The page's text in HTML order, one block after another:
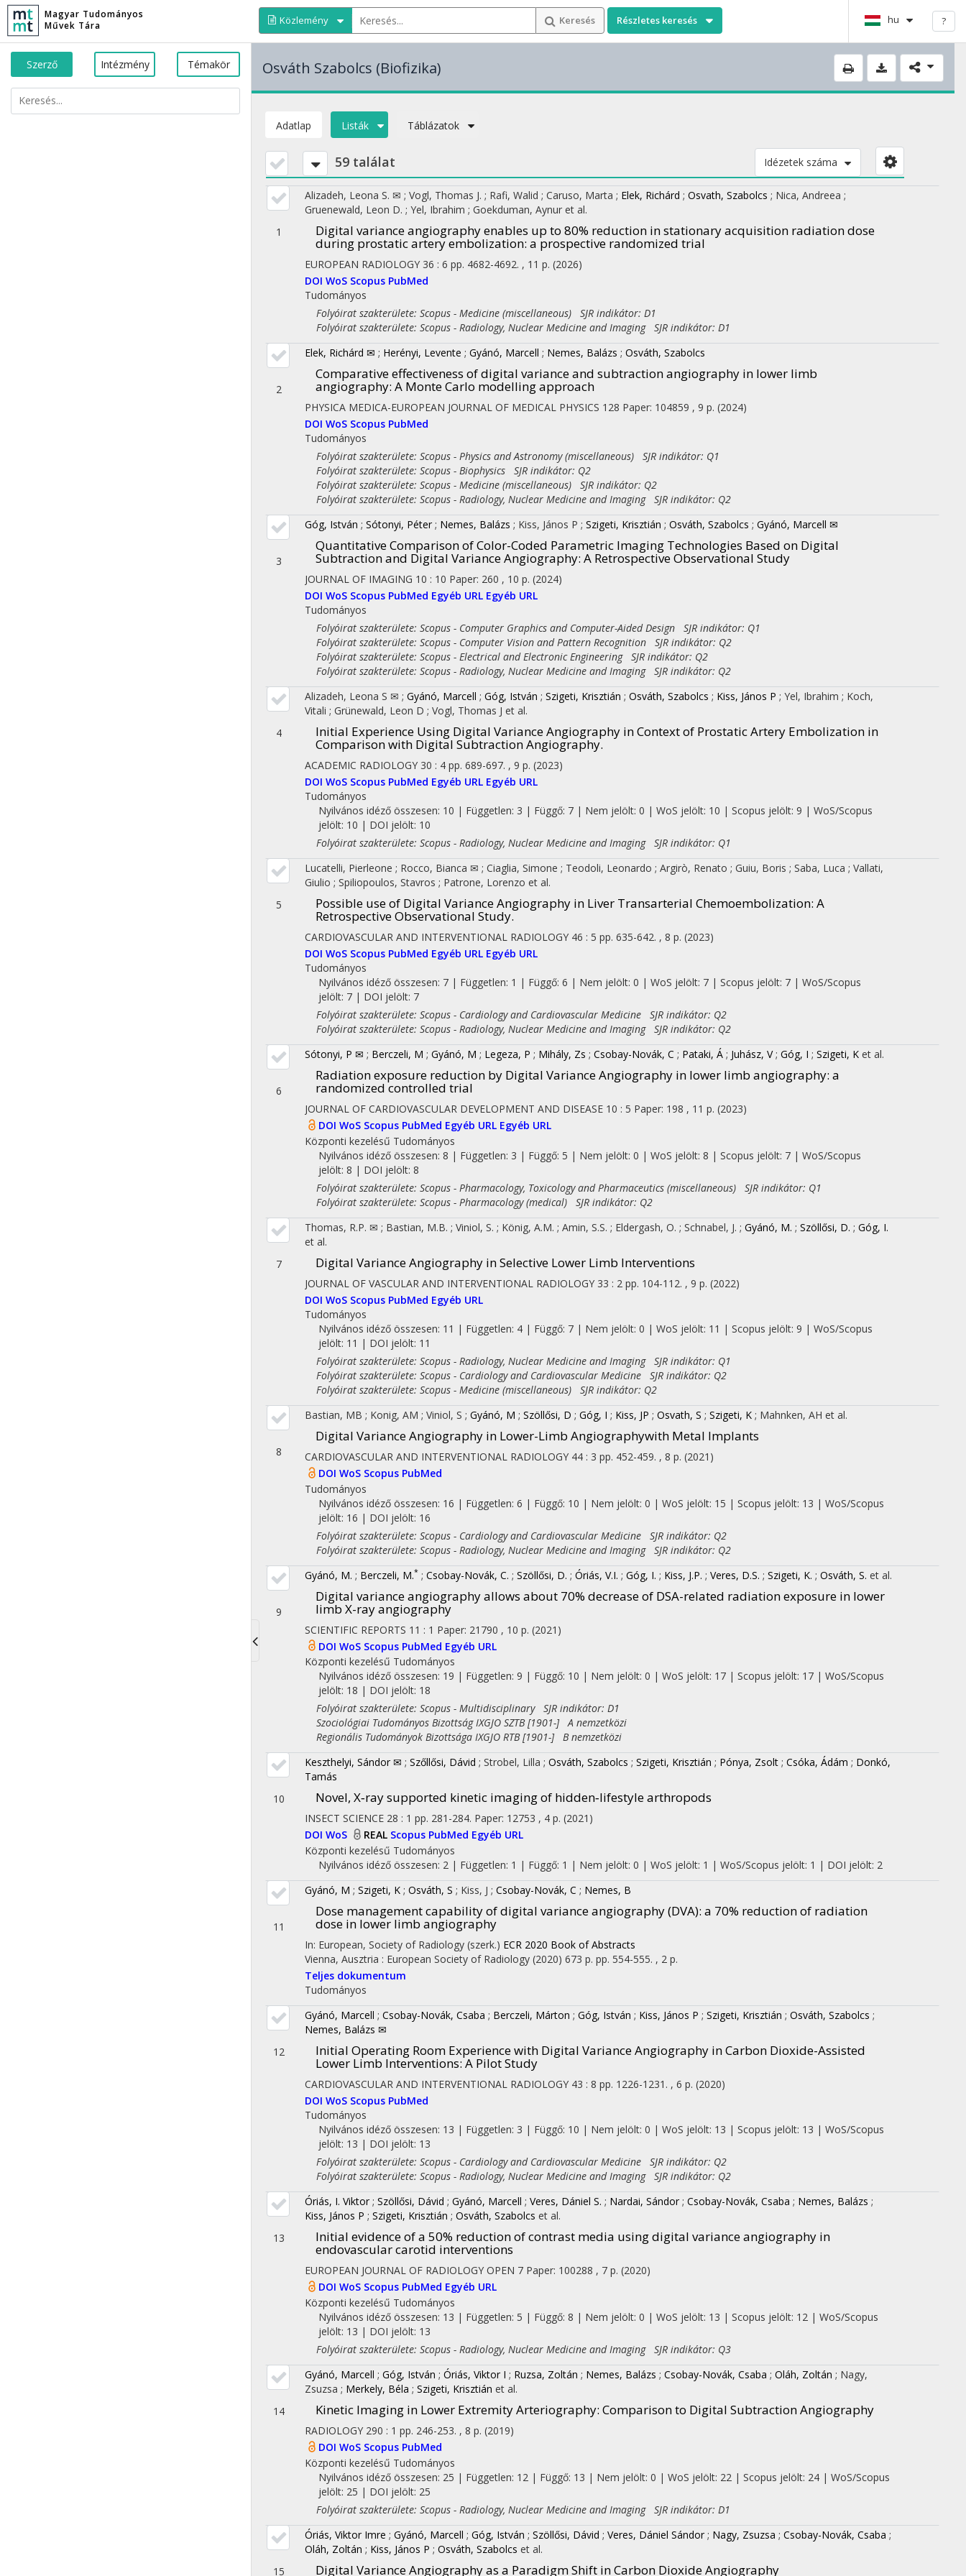
navigation
Magyar Tudományos
Művek Tára
Közlemény Keresés Részletes keresés hu ?
Szerző Intézmény Témakör Osváth Szabolcs (Biofizika)
Adatlap Listák Táblázatok
59 találat Idézetek száma
1
Alizadeh, Leona S. ✉ ; Vogl, Thomas J. ; Rafi, Walid ; Caruso, Marta ; Elek, Richárd ; Osvath, Szabolcs ; Nica, Andreea ;
Gruenewald, Leon D. ; Yel, Ibrahim ; Goekduman, Aynur et al.
Digital variance angiography enables up to 80% reduction in stationary acquisition radiation dose
during prostatic artery embolization: a prospective randomized trial
EUROPEAN RADIOLOGY 36 : 6 pp. 4682-4692. , 11 p. (2026)
DOI WoS Scopus PubMed
Tudományos
Folyóirat szakterülete: Scopus - Medicine (miscellaneous) SJR indikátor: D1
Folyóirat szakterülete: Scopus - Radiology, Nuclear Medicine and Imaging SJR indikátor: D1
2
Elek, Richárd ✉ ; Herényi, Levente ; Gyánó, Marcell ; Nemes, Balázs ; Osváth, Szabolcs
Comparative effectiveness of digital variance and subtraction angiography in lower limb
angiography: A Monte Carlo modelling approach
PHYSICA MEDICA-EUROPEAN JOURNAL OF MEDICAL PHYSICS 128 Paper: 104859 , 9 p. (2024)
DOI WoS Scopus PubMed
Tudományos
Folyóirat szakterülete: Scopus - Physics and Astronomy (miscellaneous) SJR indikátor: Q1
Folyóirat szakterülete: Scopus - Biophysics SJR indikátor: Q2
Folyóirat szakterülete: Scopus - Medicine (miscellaneous) SJR indikátor: Q2
Folyóirat szakterülete: Scopus - Radiology, Nuclear Medicine and Imaging SJR indikátor: Q2
3
Góg, István ; Sótonyi, Péter ; Nemes, Balázs ; Kiss, János P ; Szigeti, Krisztián ; Osváth, Szabolcs ; Gyánó, Marcell ✉
Quantitative Comparison of Color-Coded Parametric Imaging Technologies Based on Digital
Subtraction and Digital Variance Angiography: A Retrospective Observational Study
JOURNAL OF IMAGING 10 : 10 Paper: 260 , 10 p. (2024)
DOI WoS Scopus PubMed Egyéb URL Egyéb URL
Tudományos
Folyóirat szakterülete: Scopus - Computer Graphics and Computer-Aided Design SJR indikátor: Q1
Folyóirat szakterülete: Scopus - Computer Vision and Pattern Recognition SJR indikátor: Q2
Folyóirat szakterülete: Scopus - Electrical and Electronic Engineering SJR indikátor: Q2
Folyóirat szakterülete: Scopus - Radiology, Nuclear Medicine and Imaging SJR indikátor: Q2
4
Alizadeh, Leona S ✉ ; Gyánó, Marcell ; Góg, István ; Szigeti, Krisztián ; Osváth, Szabolcs ; Kiss, János P ; Yel, Ibrahim ; Koch,
Vitali ; Grünewald, Leon D ; Vogl, Thomas J et al.
Initial Experience Using Digital Variance Angiography in Context of Prostatic Artery Embolization in
Comparison with Digital Subtraction Angiography.
ACADEMIC RADIOLOGY 30 : 4 pp. 689-697. , 9 p. (2023)
DOI WoS Scopus PubMed Egyéb URL Egyéb URL
Tudományos
Nyilvános idéző összesen: 10 | Független: 3 | Függő: 7 | Nem jelölt: 0 | WoS jelölt: 10 | Scopus jelölt: 9 | WoS/Scopus
jelölt: 10 | DOI jelölt: 10
Folyóirat szakterülete: Scopus - Radiology, Nuclear Medicine and Imaging SJR indikátor: Q1
5
Lucatelli, Pierleone ; Rocco, Bianca ✉ ; Ciaglia, Simone ; Teodoli, Leonardo ; Argirò, Renato ; Guiu, Boris ; Saba, Luca ; Vallati,
Giulio ; Spiliopoulos, Stavros ; Patrone, Lorenzo et al.
Possible use of Digital Variance Angiography in Liver Transarterial Chemoembolization: A
Retrospective Observational Study.
CARDIOVASCULAR AND INTERVENTIONAL RADIOLOGY 46 : 5 pp. 635-642. , 8 p. (2023)
DOI WoS Scopus PubMed Egyéb URL Egyéb URL
Tudományos
Nyilvános idéző összesen: 7| Független: 1 | Függő: 6 | Nem jelölt: 0 | WoS jelölt: 7 | Scopus jelölt: 7 | WoS/Scopus
jelölt: 7 | DOI jelölt: 7
Folyóirat szakterülete: Scopus - Cardiology and Cardiovascular Medicine SJR indikátor: Q2
Folyóirat szakterülete: Scopus - Radiology, Nuclear Medicine and Imaging SJR indikátor: Q2
6
Sótonyi, P ✉ ; Berczeli, M ; Gyánó, M ; Legeza, P ; Mihály, Zs ; Csobay-Novák, C ; Pataki, Á ; Juhász, V ; Góg, I ; Szigeti, K et al.
Radiation exposure reduction by Digital Variance Angiography in lower limb angiography: a
randomized controlled trial
JOURNAL OF CARDIOVASCULAR DEVELOPMENT AND DISEASE 10 : 5 Paper: 198 , 11 p. (2023)
DOI WoS Scopus PubMed Egyéb URL Egyéb URL
Központi kezelésű Tudományos
Nyilvános idéző összesen: 8 | Független: 3 | Függő: 5 | Nem jelölt: 0 | WoS jelölt: 8 | Scopus jelölt: 7 | WoS/Scopus
jelölt: 8 | DOI jelölt: 8
Folyóirat szakterülete: Scopus - Pharmacology, Toxicology and Pharmaceutics (miscellaneous) SJR indikátor: Q1
Folyóirat szakterülete: Scopus - Pharmacology (medical) SJR indikátor: Q2
7
Thomas, R.P. ✉ ; Bastian, M.B. ; Viniol, S. ; König, A.M. ; Amin, S.S. ; Eldergash, O. ; Schnabel, J. ; Gyánó, M. ; Szöllősi, D. ; Góg, I.
et al.
Digital Variance Angiography in Selective Lower Limb Interventions
JOURNAL OF VASCULAR AND INTERVENTIONAL RADIOLOGY 33 : 2 pp. 104-112. , 9 p. (2022)
DOI WoS Scopus PubMed Egyéb URL
Tudományos
Nyilvános idéző összesen: 11 | Független: 4 | Függő: 7 | Nem jelölt: 0 | WoS jelölt: 11 | Scopus jelölt: 9 | WoS/Scopus
jelölt: 11 | DOI jelölt: 11
Folyóirat szakterülete: Scopus - Radiology, Nuclear Medicine and Imaging SJR indikátor: Q1
Folyóirat szakterülete: Scopus - Cardiology and Cardiovascular Medicine SJR indikátor: Q2
Folyóirat szakterülete: Scopus - Medicine (miscellaneous) SJR indikátor: Q2
8
Bastian, MB ; Konig, AM ; Viniol, S ; Gyánó, M ; Szöllősi, D ; Góg, I ; Kiss, JP ; Osvath, S ; Szigeti, K ; Mahnken, AH et al.
Digital Variance Angiography in Lower-Limb Angiographywith Metal Implants
CARDIOVASCULAR AND INTERVENTIONAL RADIOLOGY 44 : 3 pp. 452-459. , 8 p. (2021)
DOI WoS Scopus PubMed
Tudományos
Nyilvános idéző összesen: 16 | Független: 6 | Függő: 10 | Nem jelölt: 0 | WoS jelölt: 15 | Scopus jelölt: 13 | WoS/Scopus
jelölt: 16 | DOI jelölt: 16
Folyóirat szakterülete: Scopus - Cardiology and Cardiovascular Medicine SJR indikátor: Q2
Folyóirat szakterülete: Scopus - Radiology, Nuclear Medicine and Imaging SJR indikátor: Q2
9
Gyánó, M. ; Berczeli, M.* ; Csobay-Novák, C. ; Szöllősi, D. ; Óriás, V.I. ; Góg, I. ; Kiss, J.P. ; Veres, D.S. ; Szigeti, K. ; Osváth, S. et al.
Digital variance angiography allows about 70% decrease of DSA-related radiation exposure in lower
limb X-ray angiography
SCIENTIFIC REPORTS 11 : 1 Paper: 21790 , 10 p. (2021)
DOI WoS Scopus PubMed Egyéb URL
Központi kezelésű Tudományos
Nyilvános idéző összesen: 19 | Független: 9 | Függő: 10 | Nem jelölt: 0 | WoS jelölt: 17 | Scopus jelölt: 17 | WoS/Scopus
jelölt: 18 | DOI jelölt: 18
Folyóirat szakterülete: Scopus - Multidisciplinary SJR indikátor: D1
Szociológiai Tudományos Bizottság IXGJO SZTB [1901-] A nemzetközi
Regionális Tudományok Bizottsága IXGJO RTB [1901-] B nemzetközi
10
Keszthelyi, Sándor ✉ ; Szőllősi, Dávid ; Strobel, Lilla ; Osváth, Szabolcs ; Szigeti, Krisztián ; Pónya, Zsolt ; Csóka, Ádám ; Donkó,
Tamás
Novel, X‐ray supported kinetic imaging of hidden‐lifestyle arthropods
INSECT SCIENCE 28 : 1 pp. 281-284. Paper: 12753 , 4 p. (2021)
DOI WoS REAL Scopus PubMed Egyéb URL
Központi kezelésű Tudományos
Nyilvános idéző összesen: 2| Független: 1 | Függő: 1 | Nem jelölt: 0 | WoS jelölt: 1 | WoS/Scopus jelölt: 1 | DOI jelölt: 2
11
Gyánó, M ; Szigeti, K ; Osváth, S ; Kiss, J ; Csobay-Novák, C ; Nemes, B
Dose management capability of digital variance angiography (DVA): a 70% reduction of radiation
dose in lower limb angiography
In: European, Society of Radiology (szerk.) ECR 2020 Book of Abstracts
Vienna, Ausztria : European Society of Radiology (2020) 673 p. pp. 554-555. , 2 p.
Teljes dokumentum
Tudományos
12
Gyánó, Marcell ; Csobay-Novák, Csaba ; Berczeli, Márton ; Góg, István ; Kiss, János P ; Szigeti, Krisztián ; Osváth, Szabolcs ;
Nemes, Balázs ✉
Initial Operating Room Experience with Digital Variance Angiography in Carbon Dioxide-Assisted
Lower Limb Interventions: A Pilot Study
CARDIOVASCULAR AND INTERVENTIONAL RADIOLOGY 43 : 8 pp. 1226-1231. , 6 p. (2020)
DOI WoS Scopus PubMed
Tudományos
Nyilvános idéző összesen: 13 | Független: 3 | Függő: 10 | Nem jelölt: 0 | WoS jelölt: 13 | Scopus jelölt: 13 | WoS/Scopus
jelölt: 13 | DOI jelölt: 13
Folyóirat szakterülete: Scopus - Cardiology and Cardiovascular Medicine SJR indikátor: Q2
Folyóirat szakterülete: Scopus - Radiology, Nuclear Medicine and Imaging SJR indikátor: Q2
13
Óriás, I. Viktor ; Szöllősi, Dávid ; Gyánó, Marcell ; Veres, Dániel S. ; Nardai, Sándor ; Csobay-Novák, Csaba ; Nemes, Balázs ;
Kiss, János P ; Szigeti, Krisztián ; Osváth, Szabolcs et al.
Initial evidence of a 50% reduction of contrast media using digital variance angiography in
endovascular carotid interventions
EUROPEAN JOURNAL OF RADIOLOGY OPEN 7 Paper: 100288 , 7 p. (2020)
DOI WoS Scopus PubMed Egyéb URL
Központi kezelésű Tudományos
Nyilvános idéző összesen: 13 | Független: 5 | Függő: 8 | Nem jelölt: 0 | WoS jelölt: 13 | Scopus jelölt: 12 | WoS/Scopus
jelölt: 13 | DOI jelölt: 13
Folyóirat szakterülete: Scopus - Radiology, Nuclear Medicine and Imaging SJR indikátor: Q3
14
Gyánó, Marcell ; Góg, István ; Óriás, Viktor I ; Ruzsa, Zoltán ; Nemes, Balázs ; Csobay-Novák, Csaba ; Oláh, Zoltán ; Nagy,
Zsuzsa ; Merkely, Béla ; Szigeti, Krisztián et al.
Kinetic Imaging in Lower Extremity Arteriography: Comparison to Digital Subtraction Angiography
RADIOLOGY 290 : 1 pp. 246-253. , 8 p. (2019)
DOI WoS Scopus PubMed
Központi kezelésű Tudományos
Nyilvános idéző összesen: 25 | Független: 12 | Függő: 13 | Nem jelölt: 0 | WoS jelölt: 22 | Scopus jelölt: 24 | WoS/Scopus
jelölt: 25 | DOI jelölt: 25
Folyóirat szakterülete: Scopus - Radiology, Nuclear Medicine and Imaging SJR indikátor: D1
15
Óriás, Viktor Imre ; Gyánó, Marcell ; Góg, István ; Szöllősi, Dávid ; Veres, Dániel Sándor ; Nagy, Zsuzsa ; Csobay-Novák, Csaba ;
Oláh, Zoltán ; Kiss, János P ; Osváth, Szabolcs et al.
Digital Variance Angiography as a Paradigm Shift in Carbon Dioxide Angiography